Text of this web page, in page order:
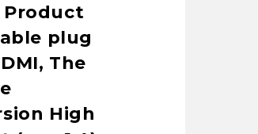
Product
plug
The
High